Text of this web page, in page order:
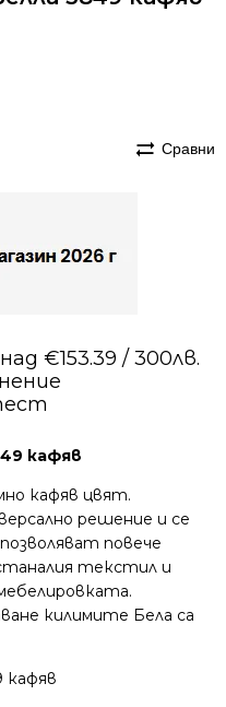
Сравни
€153.39 / 300лв.
кафяв
кафяв цвят.
решение и се
повече
текстил и
килимите Бела са
кафяв